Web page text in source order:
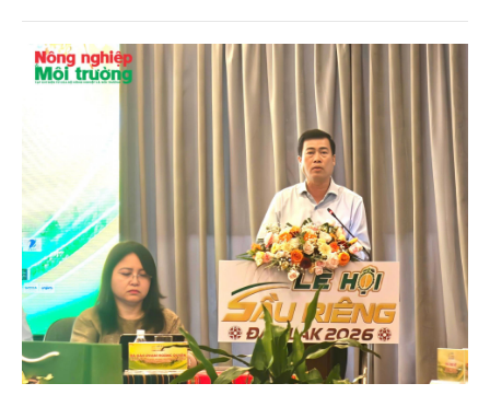
"Chuyển đổi bao bì: Sẵn sàng cho quy định EU
(PPWR) hiệu lực tháng 8/2026 và cơ chế EPR". Hội
thảo thu hút sự tham gia của đại diện cơ quan quản
lý, chuyên gia, hiệp hội ngành hàng và đông đảo
doanh nghiệp nhằm cập nhật những quy định mới
về quản lý bao bì, thúc đẩy chuyển đổi xanh và nâng
cao năng lực cạnh tranh của doanh nghiệp Việt
Nam trong bối cảnh hội nhập quốc tế.